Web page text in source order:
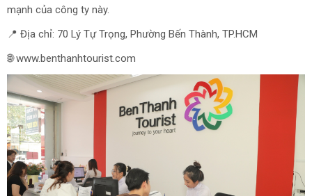
mạnh của công ty này.
📍 Địa chỉ: 70 Lý Tự Trọng, Phường Bến Thành, TP.HCM
🌐 www.benthanhtourist.com